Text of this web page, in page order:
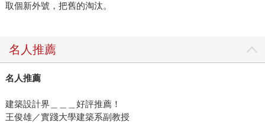
取個新外號，把舊的淘汰。
名人推薦
名人推薦
建築設計界＿＿＿好評推薦！
王俊雄／實踐大學建築系副教授